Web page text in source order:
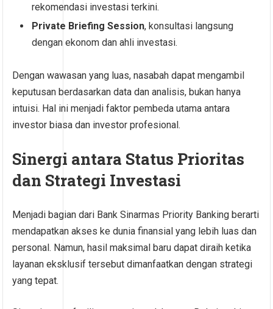
rekomendasi investasi terkini.
Private Briefing Session, konsultasi langsung
dengan ekonom dan ahli investasi.
Dengan wawasan yang luas, nasabah dapat mengambil
keputusan berdasarkan data dan analisis, bukan hanya
intuisi. Hal ini menjadi faktor pembeda utama antara
investor biasa dan investor profesional.
Sinergi antara Status Prioritas
dan Strategi Investasi
Menjadi bagian dari Bank Sinarmas Priority Banking berarti
mendapatkan akses ke dunia finansial yang lebih luas dan
personal. Namun, hasil maksimal baru dapat diraih ketika
layanan eksklusif tersebut dimanfaatkan dengan strategi
yang tepat.